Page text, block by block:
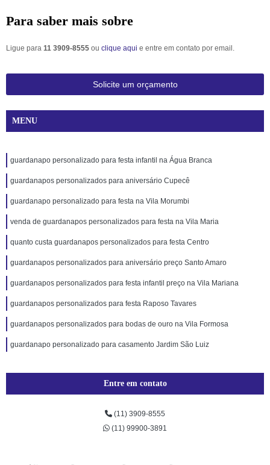
Para saber mais sobre
Ligue para 11 3909-8555 ou clique aqui e entre em contato por email.
Solicite um orçamento
MENU
guardanapo personalizado para festa infantil na Água Branca
guardanapos personalizados para aniversário Cupecê
guardanapo personalizado para festa na Vila Morumbi
venda de guardanapos personalizados para festa na Vila Maria
quanto custa guardanapos personalizados para festa Centro
guardanapos personalizados para aniversário preço Santo Amaro
guardanapos personalizados para festa infantil preço na Vila Mariana
guardanapos personalizados para festa Raposo Tavares
guardanapos personalizados para bodas de ouro na Vila Formosa
guardanapo personalizado para casamento Jardim São Luiz
Entre em contato
(11) 3909-8555
(11) 99900-3891